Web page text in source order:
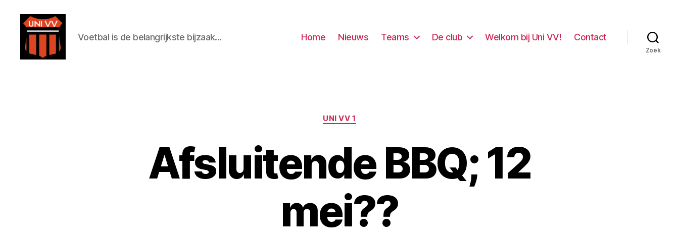
Voetbal is de belangrijkste bijzaak... Home Nieuws Teams De club Welkom bij Uni VV! Contact
Zoek
Categorieën
UNI VV 1
Afsluitende BBQ; 12
mei??